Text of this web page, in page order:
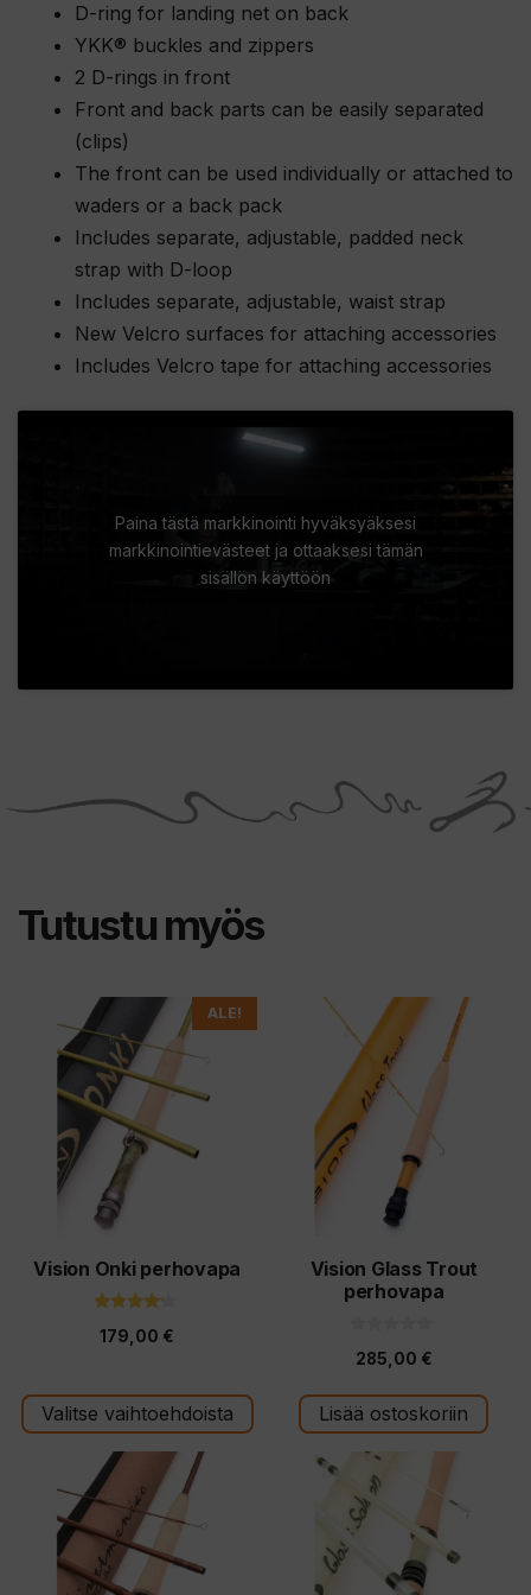
D-ring for landing net on back
YKK® buckles and zippers
2 D-rings in front
Front and back parts can be easily separated
(clips)
The front can be used individually or attached to
waders or a back pack
Includes separate, adjustable, padded neck
strap with D-loop
Includes separate, adjustable, waist strap
New Velcro surfaces for attaching accessories
Includes Velcro tape for attaching accessories
Paina tästä markkinointi hyväksyäksesi
markkinointievästeet ja ottaaksesi tämän
sisällön käyttöön
Tutustu myös
ALE!
Vision Onki perhovapa
5:stä
179,00 €
Valitse vaihtoehdoista
tuotteella
useampi
muunnelma.
tuotteen
Vision Glass Trout
perhovapa
5
s
t
ä
285,00 €
Lisää ostoskoriin
tuotteella
useampi